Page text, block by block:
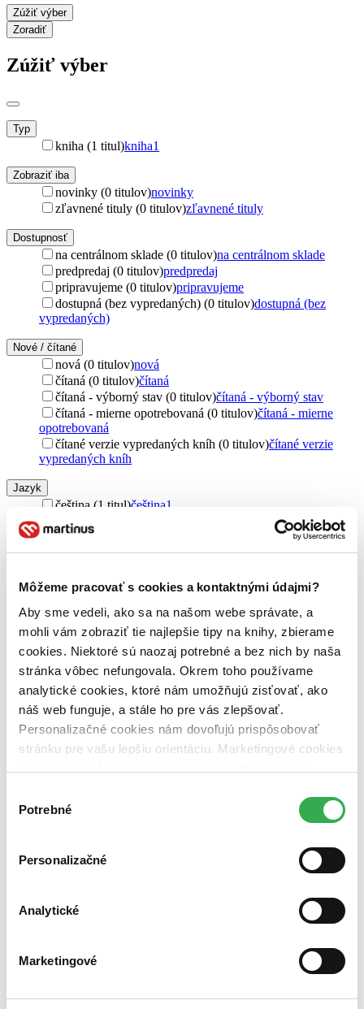
Môžeme pracovať s cookies a kontaktnými údajmi?
Aby sme vedeli, ako sa na našom webe správate, a
mohli vám zobraziť tie najlepšie tipy na knihy, zbierame
cookies. Niektoré sú naozaj potrebné a bez nich by naša
stránka vôbec nefungovala. Okrem toho používame
analytické cookies, ktoré nám umožňujú zisťovať, ako
náš web funguje, a stále ho pre vás zlepšovať.
Personalizačné cookies nám dovoľujú prispôsobovať
stránku pre vašu lepšiu orientáciu. Marketingové cookies
nám pomohlo, keby sme mohli používať všetky tieto
súhlasu
Potrebné
Personalizačné
Analytické
Marketingové
Zúžiť výber
Zoradiť
Zúžiť výber
Typ
kniha (1 titul)kniha1
Zobraziť iba
novinky (0 titulov)novinky
zľavnené tituly (0 titulov)zľavnené tituly
Dostupnosť
na centrálnom sklade (0 titulov)na centrálnom sklade
predpredaj (0 titulov)predpredaj
pripravujeme (0 titulov)pripravujeme
dostupná (bez vypredaných) (0 titulov)dostupná (bez
vypredaných)
Nové / čítané
nová (0 titulov)nová
čítaná (0 titulov)čítaná
čítaná - výborný stav (0 titulov)čítaná - výborný stav
čítaná - mierne opotrebovaná (0 titulov)čítaná - mierne
opotrebovaná
čítané verzie vypredaných kníh (0 titulov)čítané verzie
vypredaných kníh
Jazyk
čeština (1 titul)čeština1
Téma
vojny (1 titul)vojny1
Autor
George Orwell (1 titul) George Orwell1
Vydavateľstvo
Argo (1 titul) Argo
Väzba
brožovaná väzba (1 titul)brožovaná väzba1
Zoradiť
Novinky
Najvyššia zľava
Zrušiť filtre